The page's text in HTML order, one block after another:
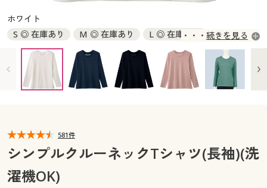
大きいサイズ 事務・制服
カタログ・チラシからのご注文
デジタルカタログ
カタログ無料プレゼント
マイページ
閲覧履歴
カタログ無料プレゼント
会員メニュー
閲覧履歴
お気に入り
ホワイト
S ◎ 在庫あり
M ◎ 在庫あり
L ◎ 在庫あり
LL ◎ 在庫あり
3L ◎ 在庫あり 4L ◎ 在庫あり
続きを見る
581件
シンプルクルーネックTシャツ(長袖)(洗
濯機OK)